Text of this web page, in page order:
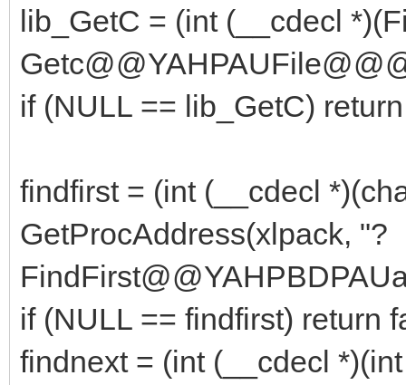
lib_GetC = (int (__cdecl
if (NULL == lib_GetC)
findfirst = (int (__cdecl
GetProcAddress(xlpack, "?
if (NULL == findfirst) return
findnext = (int (__cdecl